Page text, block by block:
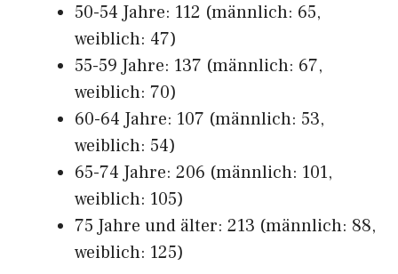
50-54 Jahre: 112 (männlich: 65,
weiblich: 47)
55-59 Jahre: 137 (männlich: 67,
weiblich: 70)
60-64 Jahre: 107 (männlich: 53,
weiblich: 54)
65-74 Jahre: 206 (männlich: 101,
weiblich: 105)
75 Jahre und älter: 213 (männlich: 88,
weiblich: 125)